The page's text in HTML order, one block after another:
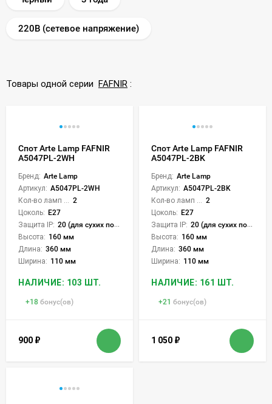
220В (сетевое напряжение)
Товары одной серии FAFNIR :
Спот Arte Lamp FAFNIR
A5047PL-2WH
Бренд: Arte Lamp
Артикул: A5047PL-2WH
2
Цоколь: E27
Защита IP: 20 (для сухих пом.)
Высота: 160 мм
Длина: 360 мм
Ширина: 110 мм
НАЛИЧИЕ: 103 ШТ.
+18 бонус(ов)
900 ₽
Спот Arte Lamp FAFNIR
A5047PL-2BK
Бренд: Arte Lamp
Артикул: A5047PL-2BK
2
Цоколь: E27
Защита IP: 20 (для сухих пом.)
Высота: 160 мм
Длина: 360 мм
Ширина: 110 мм
НАЛИЧИЕ: 161 ШТ.
+21 бонус(ов)
1 050 ₽